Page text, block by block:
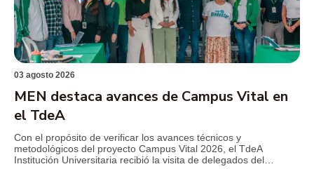
03 agosto 2026
MEN destaca avances de Campus Vital en
el TdeA
Con el propósito de verificar los avances técnicos y
metodológicos del proyecto Campus Vital 2026, el TdeA
Institución Universitaria recibió la visita de delegados del